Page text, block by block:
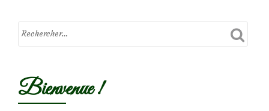
fleuri…
Bienvenue !